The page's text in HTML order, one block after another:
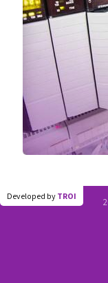
Developed by TROI